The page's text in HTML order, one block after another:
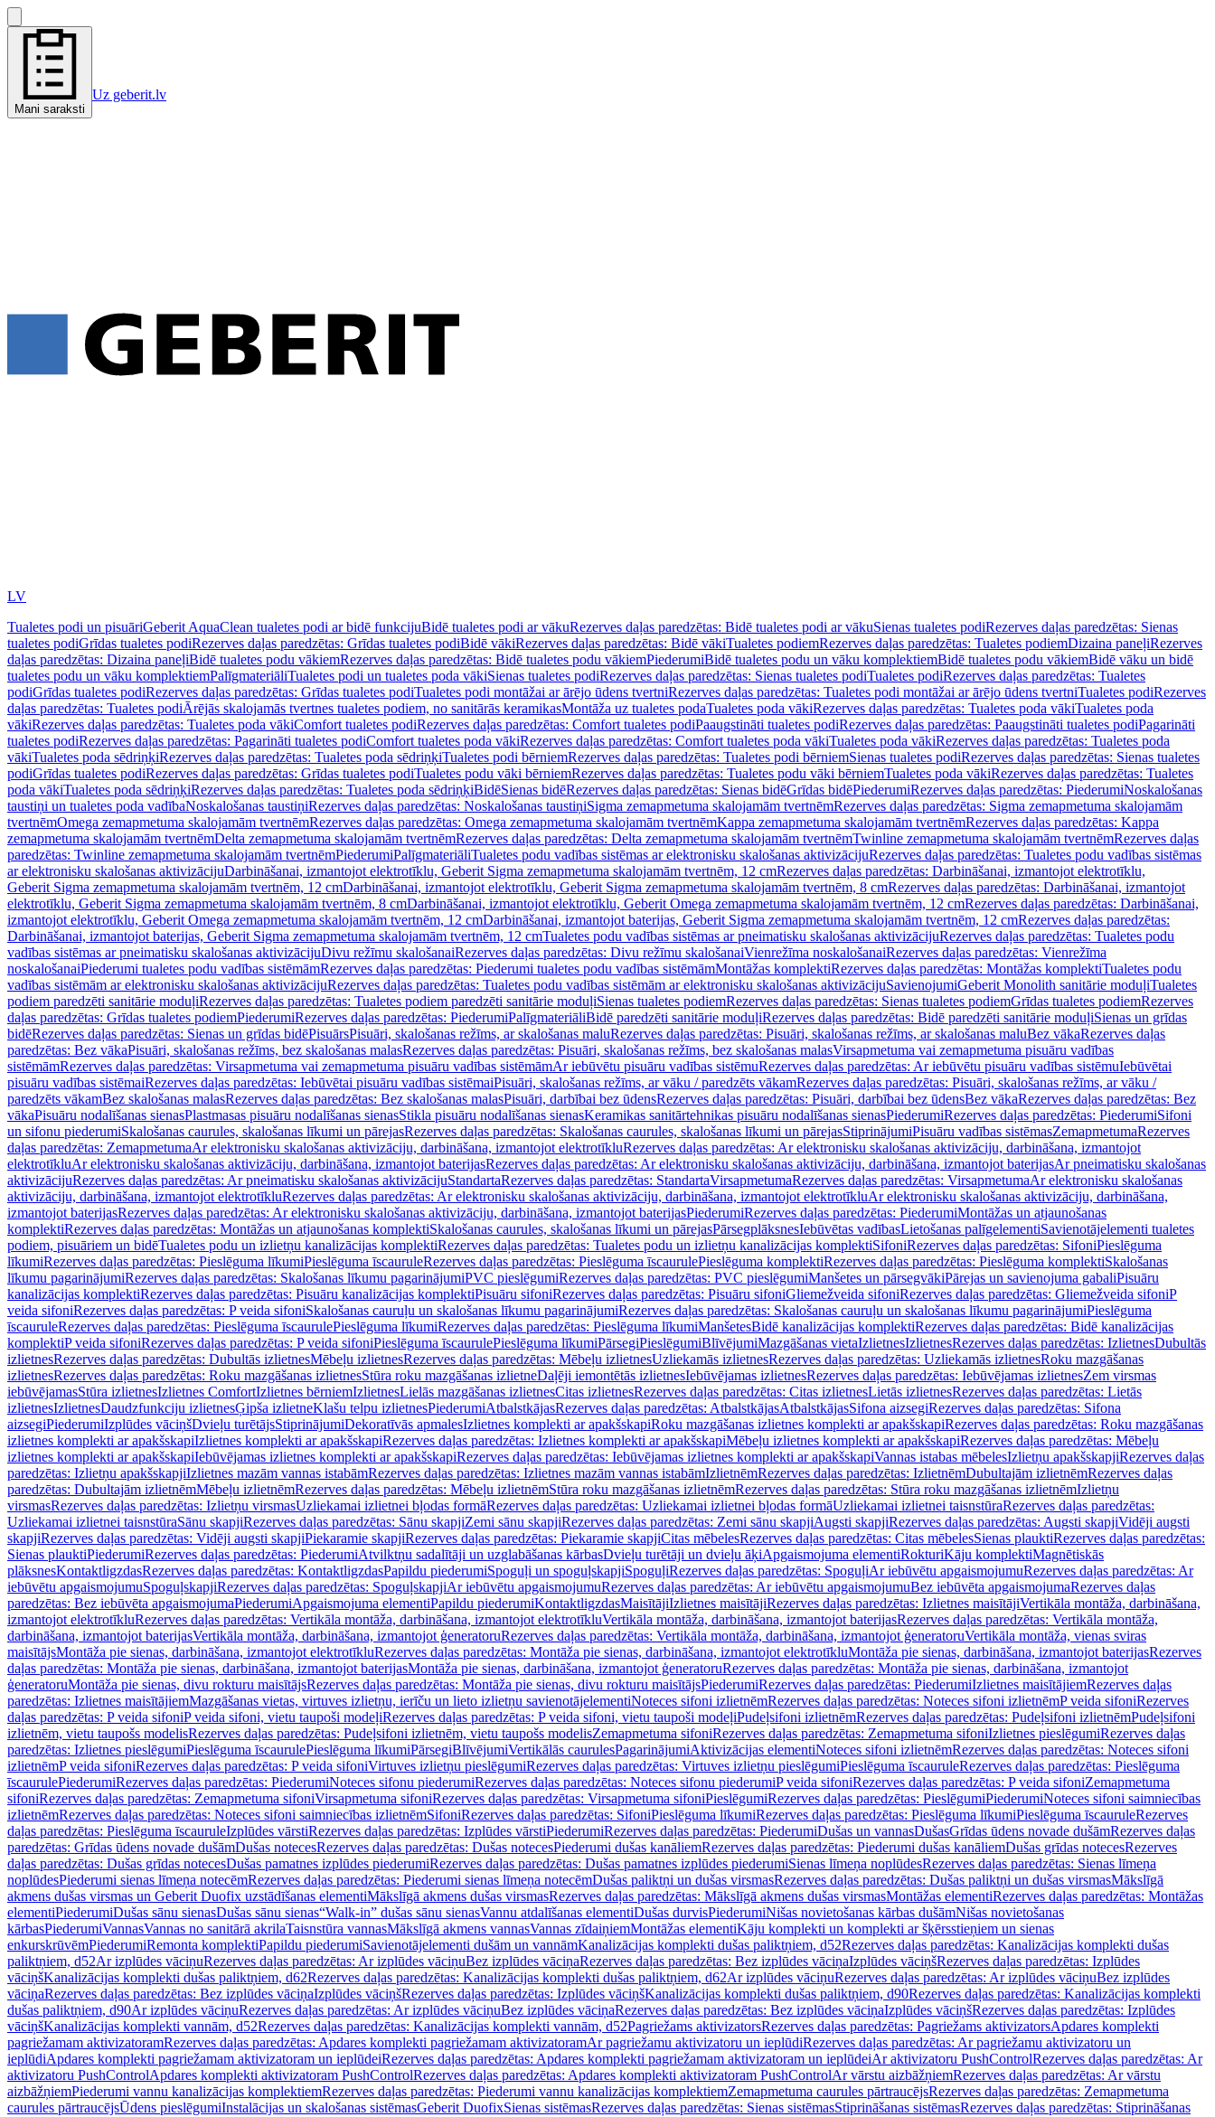
Mani saraksti
Uz geberit.lv
LV
Tualetes podi un pisuāriGeberit AquaClean tualetes podi ar bidē funkcijuBidē tualetes podi ar vākuRezerves daļas paredzētas: Bidē tualetes podi ar vākuSienas tualetes podiRezerves daļas paredzētas: Sienas
tualetes podiGrīdas tualetes podiRezerves daļas paredzētas: Grīdas tualetes podiBidē vākiRezerves daļas paredzētas: Bidē vākiTualetes podiemRezerves daļas paredzētas: Tualetes podiemDizaina paneļiRezerves
daļas paredzētas: Dizaina paneļiBidē tualetes podu vākiemRezerves daļas paredzētas: Bidē tualetes podu vākiemPiederumiBidē tualetes podu un vāku komplektiemBidē tualetes podu vākiemBidē vāku un bidē
tualetes podu un vāku komplektiemPalīgmateriāliTualetes podi un tualetes poda vākiSienas tualetes podiRezerves daļas paredzētas: Sienas tualetes podiTualetes podiRezerves daļas paredzētas: Tualetes
podiGrīdas tualetes podiRezerves daļas paredzētas: Grīdas tualetes podiTualetes podi montāžai ar ārējo ūdens tvertniRezerves daļas paredzētas: Tualetes podi montāžai ar ārējo ūdens tvertniTualetes podiRezerves
daļas paredzētas: Tualetes podiĀrējās skalojamās tvertnes tualetes podiem, no sanitārās keramikasMontāža uz tualetes podaTualetes poda vākiRezerves daļas paredzētas: Tualetes poda vākiTualetes poda
vākiRezerves daļas paredzētas: Tualetes poda vākiComfort tualetes podiRezerves daļas paredzētas: Comfort tualetes podiPaaugstināti tualetes podiRezerves daļas paredzētas: Paaugstināti tualetes podiPagarināti
tualetes podiRezerves daļas paredzētas: Pagarināti tualetes podiComfort tualetes poda vākiRezerves daļas paredzētas: Comfort tualetes poda vākiTualetes poda vākiRezerves daļas paredzētas: Tualetes poda
vākiTualetes poda sēdriņķiRezerves daļas paredzētas: Tualetes poda sēdriņķiTualetes podi bērniemRezerves daļas paredzētas: Tualetes podi bērniemSienas tualetes podiRezerves daļas paredzētas: Sienas tualetes
podiGrīdas tualetes podiRezerves daļas paredzētas: Grīdas tualetes podiTualetes podu vāki bērniemRezerves daļas paredzētas: Tualetes podu vāki bērniemTualetes poda vākiRezerves daļas paredzētas: Tualetes
poda vākiTualetes poda sēdriņķiRezerves daļas paredzētas: Tualetes poda sēdriņķiBidēSienas bidēRezerves daļas paredzētas: Sienas bidēGrīdas bidēPiederumiRezerves daļas paredzētas: PiederumiNoskalošanas
taustiņi un tualetes poda vadībaNoskalošanas taustiņiRezerves daļas paredzētas: Noskalošanas taustiņiSigma zemapmetuma skalojamām tvertnēmRezerves daļas paredzētas: Sigma zemapmetuma skalojamām
tvertnēmOmega zemapmetuma skalojamām tvertnēmRezerves daļas paredzētas: Omega zemapmetuma skalojamām tvertnēmKappa zemapmetuma skalojamām tvertnēmRezerves daļas paredzētas: Kappa
zemapmetuma skalojamām tvertnēmDelta zemapmetuma skalojamām tvertnēmRezerves daļas paredzētas: Delta zemapmetuma skalojamām tvertnēmTwinline zemapmetuma skalojamām tvertnēmRezerves daļas
paredzētas: Twinline zemapmetuma skalojamām tvertnēmPiederumiPalīgmateriāliTualetes podu vadības sistēmas ar elektronisku skalošanas aktivizācijuRezerves daļas paredzētas: Tualetes podu vadības sistēmas
ar elektronisku skalošanas aktivizācijuDarbināšanai, izmantojot elektrotīklu, Geberit Sigma zemapmetuma skalojamām tvertnēm, 12 cmRezerves daļas paredzētas: Darbināšanai, izmantojot elektrotīklu,
Geberit Sigma zemapmetuma skalojamām tvertnēm, 12 cmDarbināšanai, izmantojot elektrotīklu, Geberit Sigma zemapmetuma skalojamām tvertnēm, 8 cmRezerves daļas paredzētas: Darbināšanai, izmantojot
elektrotīklu, Geberit Sigma zemapmetuma skalojamām tvertnēm, 8 cmDarbināšanai, izmantojot elektrotīklu, Geberit Omega zemapmetuma skalojamām tvertnēm, 12 cmRezerves daļas paredzētas: Darbināšanai,
izmantojot elektrotīklu, Geberit Omega zemapmetuma skalojamām tvertnēm, 12 cmDarbināšanai, izmantojot baterijas, Geberit Sigma zemapmetuma skalojamām tvertnēm, 12 cmRezerves daļas paredzētas:
Darbināšanai, izmantojot baterijas, Geberit Sigma zemapmetuma skalojamām tvertnēm, 12 cmTualetes podu vadības sistēmas ar pneimatisku skalošanas aktivizācijuRezerves daļas paredzētas: Tualetes podu
vadības sistēmas ar pneimatisku skalošanas aktivizācijuDivu režīmu skalošanaiRezerves daļas paredzētas: Divu režīmu skalošanaiVienrežīma noskalošanaiRezerves daļas paredzētas: Vienrežīma
noskalošanaiPiederumi tualetes podu vadības sistēmāmRezerves daļas paredzētas: Piederumi tualetes podu vadības sistēmāmMontāžas komplektiRezerves daļas paredzētas: Montāžas komplektiTualetes podu
vadības sistēmām ar elektronisku skalošanas aktivizācijuRezerves daļas paredzētas: Tualetes podu vadības sistēmām ar elektronisku skalošanas aktivizācijuSavienojumiGeberit Monolith sanitārie moduļiTualetes
podiem paredzēti sanitārie moduļiRezerves daļas paredzētas: Tualetes podiem paredzēti sanitārie moduļiSienas tualetes podiemRezerves daļas paredzētas: Sienas tualetes podiemGrīdas tualetes podiemRezerves
daļas paredzētas: Grīdas tualetes podiemPiederumiRezerves daļas paredzētas: PiederumiPalīgmateriāliBidē paredzēti sanitārie moduļiRezerves daļas paredzētas: Bidē paredzēti sanitārie moduļiSienas un grīdas
bidēRezerves daļas paredzētas: Sienas un grīdas bidēPisuārsPisuāri, skalošanas režīms, ar skalošanas maluRezerves daļas paredzētas: Pisuāri, skalošanas režīms, ar skalošanas maluBez vākaRezerves daļas
paredzētas: Bez vākaPisuāri, skalošanas režīms, bez skalošanas malasRezerves daļas paredzētas: Pisuāri, skalošanas režīms, bez skalošanas malasVirsapmetuma vai zemapmetuma pisuāru vadības
sistēmāmRezerves daļas paredzētas: Virsapmetuma vai zemapmetuma pisuāru vadības sistēmāmAr iebūvētu pisuāru vadības sistēmuRezerves daļas paredzētas: Ar iebūvētu pisuāru vadības sistēmuIebūvētai
pisuāru vadības sistēmaiRezerves daļas paredzētas: Iebūvētai pisuāru vadības sistēmaiPisuāri, skalošanas režīms, ar vāku / paredzēts vākamRezerves daļas paredzētas: Pisuāri, skalošanas režīms, ar vāku /
paredzēts vākamBez skalošanas malasRezerves daļas paredzētas: Bez skalošanas malasPisuāri, darbībai bez ūdensRezerves daļas paredzētas: Pisuāri, darbībai bez ūdensBez vākaRezerves daļas paredzētas: Bez
vākaPisuāru nodalīšanas sienasPlastmasas pisuāru nodalīšanas sienasStikla pisuāru nodalīšanas sienasKeramikas sanitārtehnikas pisuāru nodalīšanas sienasPiederumiRezerves daļas paredzētas: PiederumiSifoni
un sifonu piederumiSkalošanas caurules, skalošanas līkumi un pārejasRezerves daļas paredzētas: Skalošanas caurules, skalošanas līkumi un pārejasStiprinājumiPisuāru vadības sistēmasZemapmetumaRezerves
daļas paredzētas: ZemapmetumaAr elektronisku skalošanas aktivizāciju, darbināšana, izmantojot elektrotīkluRezerves daļas paredzētas: Ar elektronisku skalošanas aktivizāciju, darbināšana, izmantojot
elektrotīkluAr elektronisku skalošanas aktivizāciju, darbināšana, izmantojot baterijasRezerves daļas paredzētas: Ar elektronisku skalošanas aktivizāciju, darbināšana, izmantojot baterijasAr pneimatisku skalošanas
aktivizācijuRezerves daļas paredzētas: Ar pneimatisku skalošanas aktivizācijuStandartaRezerves daļas paredzētas: StandartaVirsapmetumaRezerves daļas paredzētas: VirsapmetumaAr elektronisku skalošanas
aktivizāciju, darbināšana, izmantojot elektrotīkluRezerves daļas paredzētas: Ar elektronisku skalošanas aktivizāciju, darbināšana, izmantojot elektrotīkluAr elektronisku skalošanas aktivizāciju, darbināšana,
izmantojot baterijasRezerves daļas paredzētas: Ar elektronisku skalošanas aktivizāciju, darbināšana, izmantojot baterijasPiederumiRezerves daļas paredzētas: PiederumiMontāžas un atjaunošanas
komplektiRezerves daļas paredzētas: Montāžas un atjaunošanas komplektiSkalošanas caurules, skalošanas līkumi un pārejasPārsegplāksnesIebūvētas vadībasLietošanas palīgelementiSavienotājelementi tualetes
podiem, pisuāriem un bidēTualetes podu un izlietņu kanalizācijas komplektiRezerves daļas paredzētas: Tualetes podu un izlietņu kanalizācijas komplektiSifoniRezerves daļas paredzētas: SifoniPieslēguma
līkumiRezerves daļas paredzētas: Pieslēguma līkumiPieslēguma īscauruleRezerves daļas paredzētas: Pieslēguma īscaurulePieslēguma komplektiRezerves daļas paredzētas: Pieslēguma komplektiSkalošanas
līkumu pagarinājumiRezerves daļas paredzētas: Skalošanas līkumu pagarinājumiPVC pieslēgumiRezerves daļas paredzētas: PVC pieslēgumiManšetes un pārsegvākiPārejas un savienojuma gabaliPisuāru
kanalizācijas komplektiRezerves daļas paredzētas: Pisuāru kanalizācijas komplektiPisuāru sifoniRezerves daļas paredzētas: Pisuāru sifoniGliemežveida sifoniRezerves daļas paredzētas: Gliemežveida sifoniP
veida sifoniRezerves daļas paredzētas: P veida sifoniSkalošanas cauruļu un skalošanas līkumu pagarinājumiRezerves daļas paredzētas: Skalošanas cauruļu un skalošanas līkumu pagarinājumiPieslēguma
īscauruleRezerves daļas paredzētas: Pieslēguma īscaurulePieslēguma līkumiRezerves daļas paredzētas: Pieslēguma līkumiManšetesBidē kanalizācijas komplektiRezerves daļas paredzētas: Bidē kanalizācijas
komplektiP veida sifoniRezerves daļas paredzētas: P veida sifoniPieslēguma īscaurulePieslēguma līkumiPārsegiPieslēgumiBlīvējumiMazgāšanas vietaIzlietnesIzlietnesRezerves daļas paredzētas: IzlietnesDubultās
izlietnesRezerves daļas paredzētas: Dubultās izlietnesMēbeļu izlietnesRezerves daļas paredzētas: Mēbeļu izlietnesUzliekamās izlietnesRezerves daļas paredzētas: Uzliekamās izlietnesRoku mazgāšanas
izlietnesRezerves daļas paredzētas: Roku mazgāšanas izlietnesStūra roku mazgāšanas izlietneDaļēji iemontētās izlietnesIebūvējamas izlietnesRezerves daļas paredzētas: Iebūvējamas izlietnesZem virsmas
iebūvējamasStūra izlietnesIzlietnes ComfortIzlietnes bērniemIzlietnesLielās mazgāšanas izlietnesCitas izlietnesRezerves daļas paredzētas: Citas izlietnesLietās izlietnesRezerves daļas paredzētas: Lietās
izlietnesIzlietnesDaudzfunkciju izlietnesĢipša izlietneKlašu telpu izlietnesPiederumiAtbalstkājasRezerves daļas paredzētas: AtbalstkājasAtbalstkājasSifona aizsegiRezerves daļas paredzētas: Sifona
aizsegiPiederumiIzplūdes vāciņšDvieļu turētājsStiprinājumiDekoratīvās apmalesIzlietnes komplekti ar apakšskapiRoku mazgāšanas izlietnes komplekti ar apakšskapiRezerves daļas paredzētas: Roku mazgāšanas
izlietnes komplekti ar apakšskapiIzlietnes komplekti ar apakšskapiRezerves daļas paredzētas: Izlietnes komplekti ar apakšskapiMēbeļu izlietnes komplekti ar apakšskapiRezerves daļas paredzētas: Mēbeļu
izlietnes komplekti ar apakšskapiIebūvējamas izlietnes komplekti ar apakšskapiRezerves daļas paredzētas: Iebūvējamas izlietnes komplekti ar apakšskapiVannas istabas mēbelesIzlietņu apakšskapjiRezerves daļas
paredzētas: Izlietņu apakšskapjiIzlietnes mazām vannas istabāmRezerves daļas paredzētas: Izlietnes mazām vannas istabāmIzlietnēmRezerves daļas paredzētas: IzlietnēmDubultajām izlietnēmRezerves daļas
paredzētas: Dubultajām izlietnēmMēbeļu izlietnēmRezerves daļas paredzētas: Mēbeļu izlietnēmStūra roku mazgāšanas izlietnēmRezerves daļas paredzētas: Stūra roku mazgāšanas izlietnēmIzlietņu
virsmasRezerves daļas paredzētas: Izlietņu virsmasUzliekamai izlietnei bļodas formāRezerves daļas paredzētas: Uzliekamai izlietnei bļodas formāUzliekamai izlietnei taisnstūraRezerves daļas paredzētas:
Uzliekamai izlietnei taisnstūraSānu skapjiRezerves daļas paredzētas: Sānu skapjiZemi sānu skapjiRezerves daļas paredzētas: Zemi sānu skapjiAugsti skapjiRezerves daļas paredzētas: Augsti skapjiVidēji augsti
skapjiRezerves daļas paredzētas: Vidēji augsti skapjiPiekaramie skapjiRezerves daļas paredzētas: Piekaramie skapjiCitas mēbelesRezerves daļas paredzētas: Citas mēbelesSienas plauktiRezerves daļas paredzētas:
Sienas plauktiPiederumiRezerves daļas paredzētas: PiederumiAtvilktņu sadalītāji un uzglabāšanas kārbasDvieļu turētāji un dvieļu āķiApgaismojuma elementiRokturiKāju komplektiMagnētiskās
plāksnesKontaktligzdasRezerves daļas paredzētas: KontaktligzdasPapildu piederumiSpoguļi un spoguļskapjiSpoguļiRezerves daļas paredzētas: SpoguļiAr iebūvētu apgaismojumuRezerves daļas paredzētas: Ar
iebūvētu apgaismojumuSpoguļskapjiRezerves daļas paredzētas: SpoguļskapjiAr iebūvētu apgaismojumuRezerves daļas paredzētas: Ar iebūvētu apgaismojumuBez iebūvēta apgaismojumaRezerves daļas
paredzētas: Bez iebūvēta apgaismojumaPiederumiApgaismojuma elementiPapildu piederumiKontaktligzdasMaisītājiIzlietnes maisītājiRezerves daļas paredzētas: Izlietnes maisītājiVertikāla montāža, darbināšana,
izmantojot elektrotīkluRezerves daļas paredzētas: Vertikāla montāža, darbināšana, izmantojot elektrotīkluVertikāla montāža, darbināšana, izmantojot baterijasRezerves daļas paredzētas: Vertikāla montāža,
darbināšana, izmantojot baterijasVertikāla montāža, darbināšana, izmantojot ģeneratoruRezerves daļas paredzētas: Vertikāla montāža, darbināšana, izmantojot ģeneratoruVertikāla montāža, vienas sviras
maisītājsMontāža pie sienas, darbināšana, izmantojot elektrotīkluRezerves daļas paredzētas: Montāža pie sienas, darbināšana, izmantojot elektrotīkluMontāža pie sienas, darbināšana, izmantojot baterijasRezerves
daļas paredzētas: Montāža pie sienas, darbināšana, izmantojot baterijasMontāža pie sienas, darbināšana, izmantojot ģeneratoruRezerves daļas paredzētas: Montāža pie sienas, darbināšana, izmantojot
ģeneratoruMontāža pie sienas, divu rokturu maisītājsRezerves daļas paredzētas: Montāža pie sienas, divu rokturu maisītājsPiederumiRezerves daļas paredzētas: PiederumiIzlietnes maisītājiemRezerves daļas
paredzētas: Izlietnes maisītājiemMazgāšanas vietas, virtuves izlietņu, ierīču un lieto izlietņu savienotājelementiNoteces sifoni izlietnēmRezerves daļas paredzētas: Noteces sifoni izlietnēmP veida sifoniRezerves
daļas paredzētas: P veida sifoniP veida sifoni, vietu taupoši modeļiRezerves daļas paredzētas: P veida sifoni, vietu taupoši modeļiPudeļsifoni izlietnēmRezerves daļas paredzētas: Pudeļsifoni izlietnēmPudeļsifoni
izlietnēm, vietu taupošs modelisRezerves daļas paredzētas: Pudeļsifoni izlietnēm, vietu taupošs modelisZemapmetuma sifoniRezerves daļas paredzētas: Zemapmetuma sifoniIzlietnes pieslēgumiRezerves daļas
paredzētas: Izlietnes pieslēgumiPieslēguma īscaurulePieslēguma līkumiPārsegiBlīvējumiVertikālās caurulesPagarinājumiAktivizācijas elementiNoteces sifoni izlietnēmRezerves daļas paredzētas: Noteces sifoni
izlietnēmP veida sifoniRezerves daļas paredzētas: P veida sifoniVirtuves izlietņu pieslēgumiRezerves daļas paredzētas: Virtuves izlietņu pieslēgumiPieslēguma īscauruleRezerves daļas paredzētas: Pieslēguma
īscaurulePiederumiRezerves daļas paredzētas: PiederumiNoteces sifonu piederumiRezerves daļas paredzētas: Noteces sifonu piederumiP veida sifoniRezerves daļas paredzētas: P veida sifoniZemapmetuma
sifoniRezerves daļas paredzētas: Zemapmetuma sifoniVirsapmetuma sifoniRezerves daļas paredzētas: Virsapmetuma sifoniPieslēgumiRezerves daļas paredzētas: PieslēgumiPiederumiNoteces sifoni saimniecības
izlietnēmRezerves daļas paredzētas: Noteces sifoni saimniecības izlietnēmSifoniRezerves daļas paredzētas: SifoniPieslēguma līkumiRezerves daļas paredzētas: Pieslēguma līkumiPieslēguma īscauruleRezerves
daļas paredzētas: Pieslēguma īscauruleIzplūdes vārstiRezerves daļas paredzētas: Izplūdes vārstiPiederumiRezerves daļas paredzētas: PiederumiDušas un vannasDušasGrīdas ūdens novade dušāmRezerves daļas
paredzētas: Grīdas ūdens novade dušāmDušas notecesRezerves daļas paredzētas: Dušas notecesPiederumi dušas kanāliemRezerves daļas paredzētas: Piederumi dušas kanāliemDušas grīdas notecesRezerves
daļas paredzētas: Dušas grīdas notecesDušas pamatnes izplūdes piederumiRezerves daļas paredzētas: Dušas pamatnes izplūdes piederumiSienas līmeņa noplūdesRezerves daļas paredzētas: Sienas līmeņa
noplūdesPiederumi sienas līmeņa notecēmRezerves daļas paredzētas: Piederumi sienas līmeņa notecēmDušas paliktņi un dušas virsmasRezerves daļas paredzētas: Dušas paliktņi un dušas virsmasMākslīgā
akmens dušas virsmas un Geberit Duofix uzstādīšanas elementiMākslīgā akmens dušas virsmasRezerves daļas paredzētas: Mākslīgā akmens dušas virsmasMontāžas elementiRezerves daļas paredzētas: Montāžas
elementiPiederumiDušas sānu sienasDušas sānu sienas“Walk-in” dušas sānu sienasVannu atdalīšanas elementiDušas durvisPiederumiNišas novietošanas kārbas dušāmNišas novietošanas
kārbasPiederumiVannasVannas no sanitārā akrilaTaisnstūra vannasMākslīgā akmens vannasVannas zīdaiņiemMontāžas elementiKāju komplekti un komplekti ar šķērsstieņiem un sienas
enkurskrūvēmPiederumiRemonta komplektiPapildu piederumiSavienotājelementi dušām un vannāmKanalizācijas komplekti dušas paliktņiem, d52Rezerves daļas paredzētas: Kanalizācijas komplekti dušas
paliktņiem, d52Ar izplūdes vāciņuRezerves daļas paredzētas: Ar izplūdes vāciņuBez izplūdes vāciņaRezerves daļas paredzētas: Bez izplūdes vāciņaIzplūdes vāciņšRezerves daļas paredzētas: Izplūdes
vāciņšKanalizācijas komplekti dušas paliktņiem, d62Rezerves daļas paredzētas: Kanalizācijas komplekti dušas paliktņiem, d62Ar izplūdes vāciņuRezerves daļas paredzētas: Ar izplūdes vāciņuBez izplūdes
vāciņaRezerves daļas paredzētas: Bez izplūdes vāciņaIzplūdes vāciņšRezerves daļas paredzētas: Izplūdes vāciņšKanalizācijas komplekti dušas paliktņiem, d90Rezerves daļas paredzētas: Kanalizācijas komplekti
dušas paliktņiem, d90Ar izplūdes vāciņuRezerves daļas paredzētas: Ar izplūdes vāciņuBez izplūdes vāciņaRezerves daļas paredzētas: Bez izplūdes vāciņaIzplūdes vāciņšRezerves daļas paredzētas: Izplūdes
vāciņšKanalizācijas komplekti vannām, d52Rezerves daļas paredzētas: Kanalizācijas komplekti vannām, d52Pagriežams aktivizatorsRezerves daļas paredzētas: Pagriežams aktivizatorsApdares komplekti
pagriežamam aktivizatoramRezerves daļas paredzētas: Apdares komplekti pagriežamam aktivizatoramAr pagriežamu aktivizatoru un ieplūdiRezerves daļas paredzētas: Ar pagriežamu aktivizatoru un
ieplūdiApdares komplekti pagriežamam aktivizatoram un ieplūdeiRezerves daļas paredzētas: Apdares komplekti pagriežamam aktivizatoram un ieplūdeiAr aktivizatoru PushControlRezerves daļas paredzētas: Ar
aktivizatoru PushControlApdares komplekti aktivizatoram PushControlRezerves daļas paredzētas: Apdares komplekti aktivizatoram PushControlAr vārstu aizbāžņiemRezerves daļas paredzētas: Ar vārstu
aizbāžņiemPiederumi vannu kanalizācijas komplektiemRezerves daļas paredzētas: Piederumi vannu kanalizācijas komplektiemZemapmetuma caurules pārtraucējsRezerves daļas paredzētas: Zemapmetuma
caurules pārtraucējsŪdens pieslēgumiInstalācijas un skalošanas sistēmasGeberit DuofixSienas sistēmasRezerves daļas paredzētas: Sienas sistēmasStiprināšanas sistēmasRezerves daļas paredzētas: Stiprināšanas